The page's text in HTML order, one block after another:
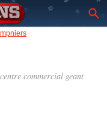
centre commercial geant